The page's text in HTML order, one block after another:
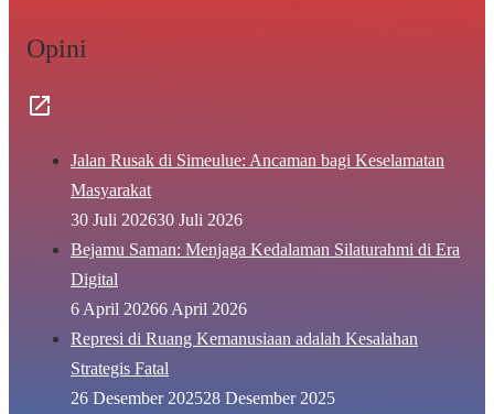
Opini
Jalan Rusak di Simeulue: Ancaman bagi Keselamatan
Masyarakat
30 Juli 202630 Juli 2026
Bejamu Saman: Menjaga Kedalaman Silaturahmi di Era
Digital
6 April 20266 April 2026
Represi di Ruang Kemanusiaan adalah Kesalahan
Strategis Fatal
26 Desember 202528 Desember 2025